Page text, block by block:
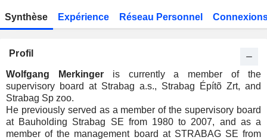
Synthèse Expérience Réseau Personnel
Profil
Wolfgang Merkingeris currently a member of the
supervisory board at Strabag a.s., Strabag Építõ Zrt, and
Strabag Sp zoo.
He previously served as a member of the supervisory board
at Bauholding Strabag SE from 1980 to 2007, and as a
member of the management board at STRABAG SE from